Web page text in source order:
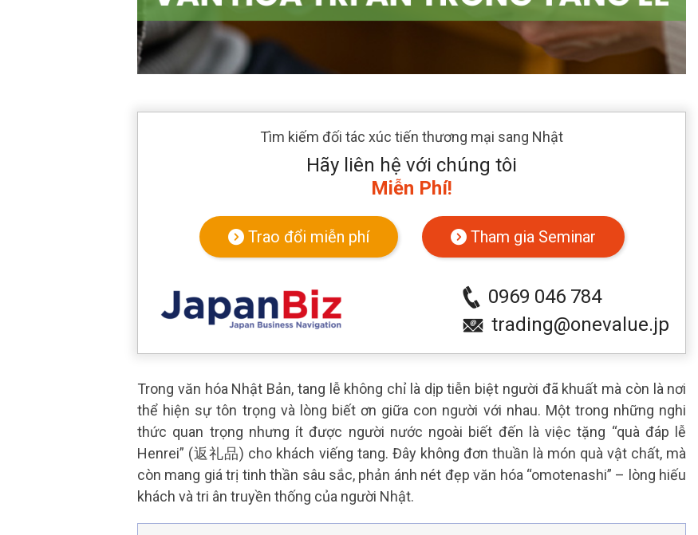
Tìm kiếm đối tác xúc tiến thương mại sang Nhật
Hãy liên hệ với chúng tôi
Miễn Phí!
Trao đổi miễn phí Tham gia Seminar
0969 046 784
trading@onevalue.jp
Trong văn hóa Nhật Bản, tang lễ không chỉ là dịp tiễn biệt người đã khuất mà còn là nơi
thể hiện sự tôn trọng và lòng biết ơn giữa con người với nhau. Một trong những nghi
thức quan trọng nhưng ít được người nước ngoài biết đến là việc tặng “quà đáp lễ
Henrei” (返礼品) cho khách viếng tang. Đây không đơn thuần là món quà vật chất, mà
còn mang giá trị tinh thần sâu sắc, phản ánh nét đẹp văn hóa “omotenashi” – lòng hiếu
khách và tri ân truyền thống của người Nhật.